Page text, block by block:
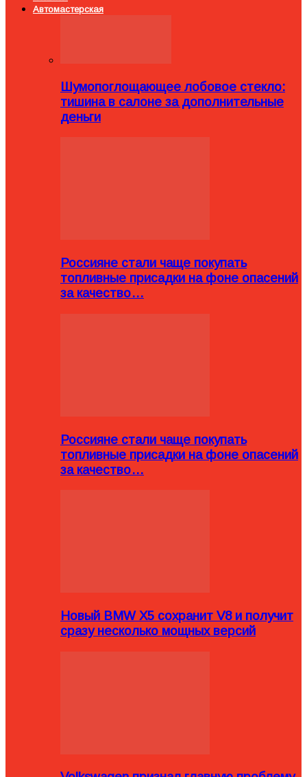
Автомастерская
Шумопоглощающее лобовое стекло:
тишина в салоне за дополнительные
деньги
Россияне стали чаще покупать
топливные присадки на фоне опасений
за качество…
Россияне стали чаще покупать
топливные присадки на фоне опасений
за качество…
Новый BMW X5 сохранит V8 и получит
сразу несколько мощных версий